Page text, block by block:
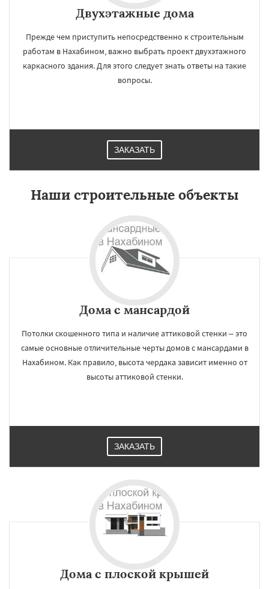
Двухэтажные дома
Прежде чем приступить непосредственно к строительным
работам в Нахабином, важно выбрать проект двухэтажного
каркасного здания. Для этого следует знать ответы на такие
вопросы.
ЗАКАЗАТЬ
Наши строительные объекты
Дома с мансардой
Потолки скошенного типа и наличие аттиковой стенки – это
самые основные отличительные черты домов с мансардами в
Нахабином. Как правило, высота чердака зависит именно от
высоты аттиковой стенки.
ЗАКАЗАТЬ
Дома с плоской крышей